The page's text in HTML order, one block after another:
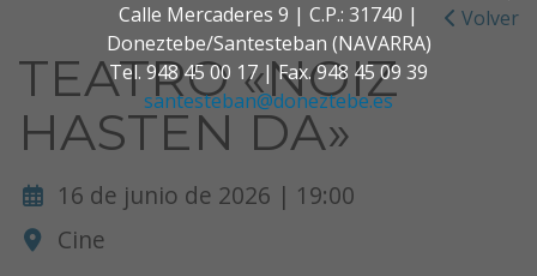
Calle Mercaderes 9 | C.P.: 31740 |
Doneztebe/Santesteban (NAVARRA)
Tel. 948 45 00 17 | Fax. 948 45 09 39
santesteban@doneztebe.es
Volver
TEATRO «NOIZ
HASTEN DA»
16 de junio de 2026 | 19:00
Cine